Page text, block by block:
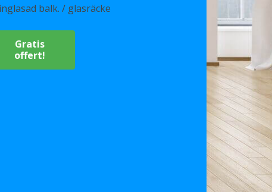
inglasad balk. / glasräcke
Gratis
offert!